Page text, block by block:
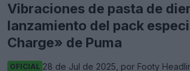
Vibraciones de pasta de
lanzamiento del pack
Charge» de Puma
OFICIAL 28 de Jul de 2025, por Footy